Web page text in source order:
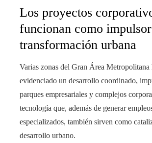
Los proyectos
funcionan como
transformación urbana
Varias zonas del Gran Área Metropolitana
evidenciado un desarrollo coordinado,
parques empresariales y complejos
tecnología que, además de generar
especializados, también sirven como
desarrollo urbano.